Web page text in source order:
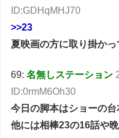
ID:GDHqMHJ70
>>23
夏映画の方に取り掛か
69:名無しステーション
ID:0rmM6Oh30
今日の脚本はショーの
他には相棒23の16話や